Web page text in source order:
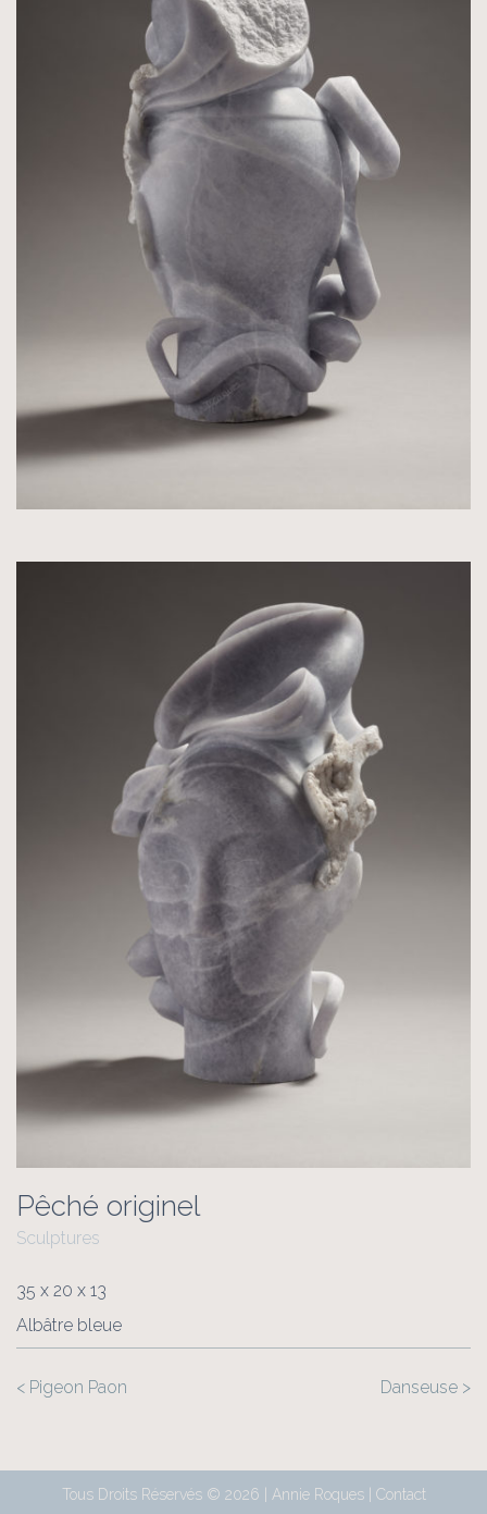
Pêché originel
Sculptures
35 x 20 x 13
Albâtre bleue
< Pigeon Paon Danseuse >
Tous Droits Réservés © 2026 | Annie Roques | Contact